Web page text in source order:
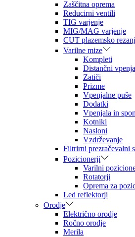
Zaščitna oprema
Reducirni ventili
TIG varjenje
MIG/MAG varjenje
CUT plazemsko
Varilne mize
Kompleti
Distančni
Zatiči
Prizme
Vpenjalne puše
Dodatki
Vpenjala in
Kotniki
Nasloni
Vzdrževanje
Filtrirni prezračevalni
Pozicionerji
Varilni
Rotatorji
Oprema za
Led reflektorji
Orodje
Električno orodje
Ročno orodje
Merila